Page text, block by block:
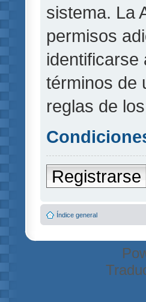
sistema. La
permisos
identificarse
términos de
reglas de
Registrarse
Índice general